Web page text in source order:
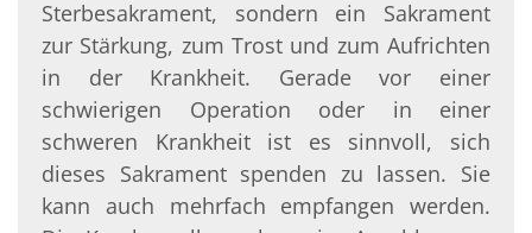
Sterbesakrament, sondern ein Sakrament
zur Stärkung, zum Trost und zum Aufrichten
in der Krankheit. Gerade vor einer
schwierigen Operation oder in einer
schweren Krankheit ist es sinnvoll, sich
dieses Sakrament spenden zu lassen. Sie
kann auch mehrfach empfangen werden.